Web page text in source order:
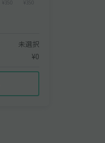
¥350 ¥350
未選択
¥0